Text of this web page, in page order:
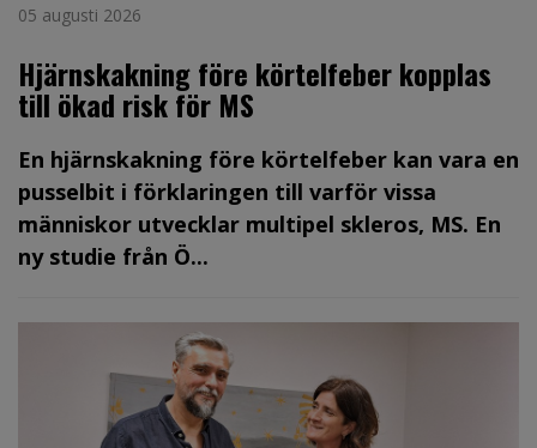
05 augusti 2026
Hjärnskakning före körtelfeber kopplas
till ökad risk för MS
En hjärnskakning före körtelfeber kan vara en
pusselbit i förklaringen till varför vissa
människor utvecklar multipel skleros, MS. En
ny studie från Ö...